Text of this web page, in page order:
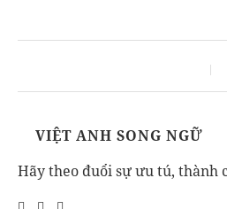
VIỆT ANH SONG NGỮ
Hãy theo đuổi sự ưu tú, thành